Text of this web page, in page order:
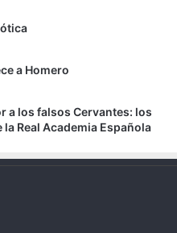
a Homero
a los falsos Cervantes: los
Real Academia Española